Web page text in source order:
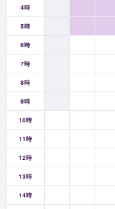
メディア露出履歴
バラエティTV番組「そこ
放送）の鑑定コーナーに
バラエティTV番組「真夜
／千葉テレビ放送）の鑑
実績
【占い歴】
【プロ占い歴】24年 10ヶ
【就業開始時期】
4時
5時
6時
7時
8時
9時
10時
11時
12時
13時
14時